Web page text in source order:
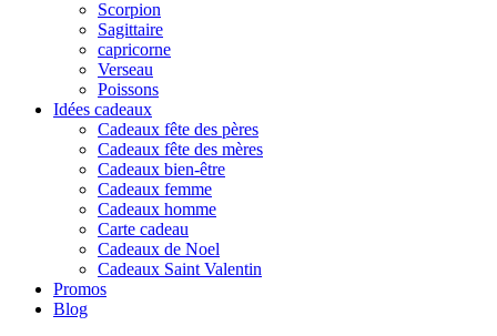
Scorpion
Sagittaire
capricorne
Verseau
Poissons
Idées cadeaux
Cadeaux fête des pères
Cadeaux fête des mères
Cadeaux bien-être
Cadeaux femme
Cadeaux homme
Carte cadeau
Cadeaux de Noel
Cadeaux Saint Valentin
Promos
Blog